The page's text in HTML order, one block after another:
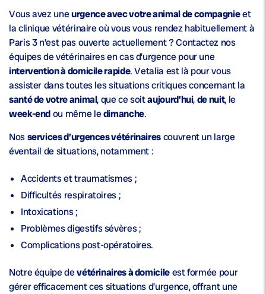
Vous avez uneurgence avec votre animal de compagnieet
la clinique vétérinaire où vous vous rendez habituellement à
Paris 3 n’est pas ouverte actuellement ? Contactez nos
équipes de vétérinaires en cas d’urgence pour une
intervention à domicile rapide. Vetalia est là pour vous
assister dans toutes les situations critiques concernant la
santé de votre animal, que ce soitaujourd’hui,de nuit, le
week-endou même ledimanche.
Nosservices d’urgences vétérinairescouvrent un large
éventail de situations, notamment :
Accidents et traumatismes ;
Difficultés respiratoires ;
Intoxications ;
Problèmes digestifs sévères ;
Complications post-opératoires.
Notre équipe devétérinaires à domicileest formée pour
gérer efficacement ces situations d’urgence, offrant une